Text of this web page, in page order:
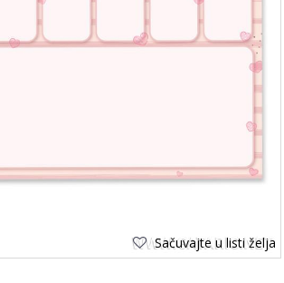
Sačuvajte u listi želja